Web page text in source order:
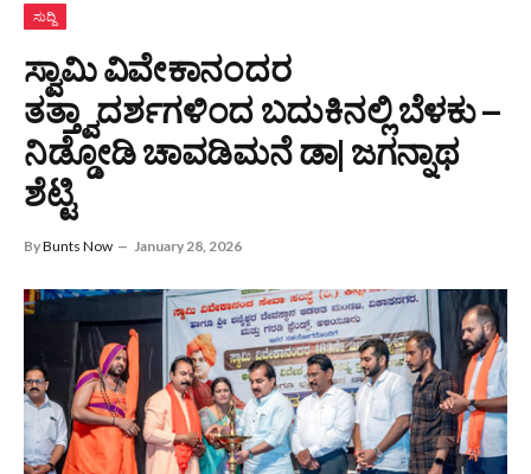
ಸುದ್ದಿ
ಸ್ವಾಮಿ ವಿವೇಕಾನಂದರ
ತತ್ತ್ವಾದರ್ಶಗಳಿಂದ ಬದುಕಿನಲ್ಲಿ ಬೆಳಕು –
ನಿಡ್ಡೋಡಿ ಚಾವಡಿಮನೆ ಡಾ| ಜಗನ್ನಾಥ
ಶೆಟ್ಟಿ
ByBunts Now January 28, 2026